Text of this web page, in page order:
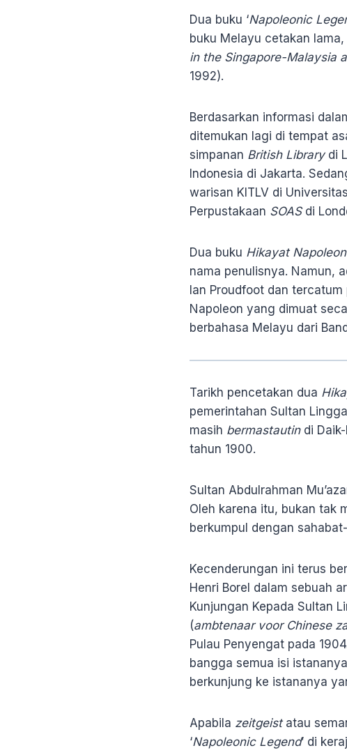
Dua buku ‘Napoleonic
buku Melayu cetakan lama,
in the Singapore-Malaysia
1992).
Berdasarkan informasi
ditemukan lagi di tempat
simpanan British Librarydi
Indonesia di Jakarta.
warisan KITLV di
Perpustakaan SOASdi
Dua buku Hikayat Napoleon
nama penulisnya. Namun,
Ian Proudfoot dan
Napoleon yang dimuat
berbahasa Melayu dari
Tarikh pencetakan dua
pemerintahan Sultan
masih bermastautindi Daik-
tahun 1900.
Sultan Abdulrahman
Oleh karena itu, bukan tak
berkumpul dengan
Kecenderungan ini terus
Henri Borel dalam sebuah
Kunjungan Kepada Sultan
(ambtenaar voor Chinese
Pulau Penyengat pada
bangga semua isi
berkunjung ke istananya
Apabila zeitgeistatau
‘Napoleonic Legend’ di